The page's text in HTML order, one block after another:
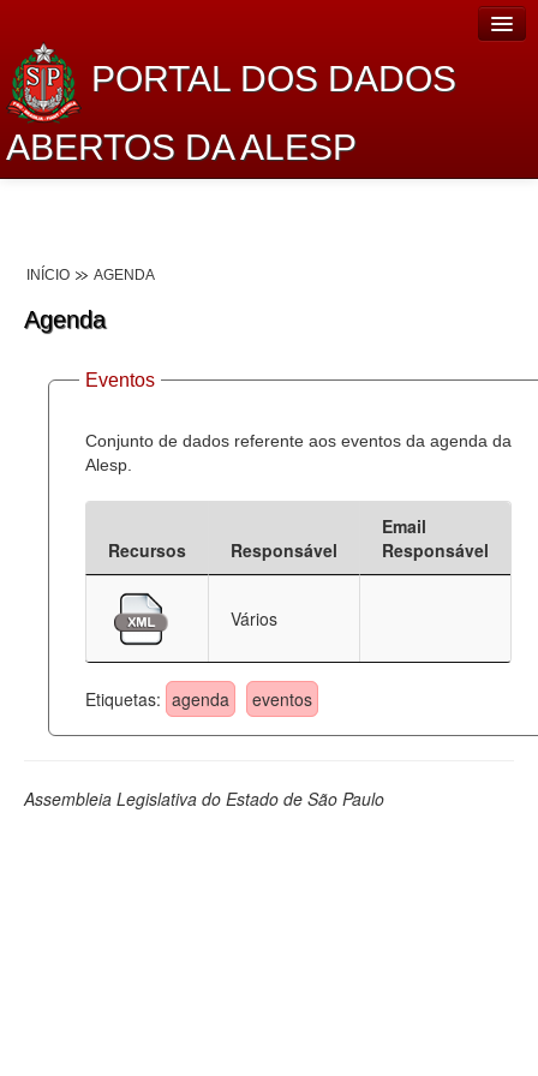
PORTAL DOS DADOS
ABERTOS DA ALESP
Lei de Acesso à Informação
Dados Governamentais Abertos
Planejamento
Catálogo de dados
Deputados Estaduais
Administração
Legislação
INÍCIO AGENDA
Agenda
Eventos
Conjunto de dados referente aos eventos da agenda da
Alesp.
Recursos Responsável
Email
Responsável
Vários
Etiquetas: agenda eventos
Assembleia Legislativa do Estado de São Paulo